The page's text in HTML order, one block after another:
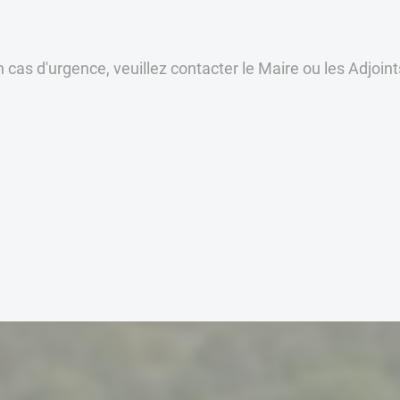
cas d'urgence, veuillez contacter le Maire ou les